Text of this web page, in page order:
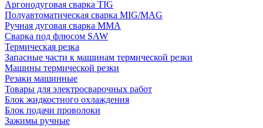
Аргонодуговая сварка TIG
Полуавтоматическая сварка MIG/MAG
Ручная дуговая сварка MMA
Сварка под флюсом SAW
Термическая резка
Запасные части к машинам термической резки
Машины термической резки
Резаки машинные
Товары для электросварочных работ
Блок жидкостного охлаждения
Блок подачи проволоки
Зажимы ручные